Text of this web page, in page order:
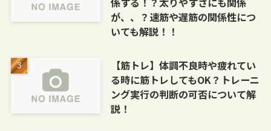
が、、？速筋や遅筋の関係性につ
いても解説！！
【筋トレ】体調不良時や疲れてい
る時に筋トレしてもOK？トレーニ
ング実行の判断の可否について解
説！